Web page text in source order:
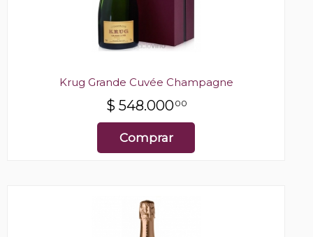
Krug Grande Cuvée Champagne
$ 548.00000
Comprar